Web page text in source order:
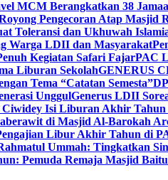
MCM Berangkatkan 38
Pengecoran Atap Masjid
Toleransi dan Ukhuwah
Warga LDII dan Masyarakat
Kegiatan Safari FajarPAC
Liburan SekolahGENERUS
Tema “Catatan Semesta”
UnggulGenerus LDII
Isi Liburan Akhir Tahun
di Masjid Al-Barokah
Libur Akhir Tahun di
Ummah: Tingkatkan
Pemuda Remaja Masjid